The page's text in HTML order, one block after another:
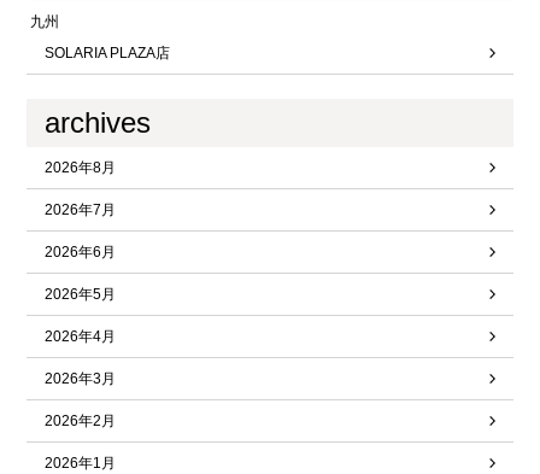
九州
SOLARIA PLAZA店
archives
2026年8月
2026年7月
2026年6月
2026年5月
2026年4月
2026年3月
2026年2月
2026年1月